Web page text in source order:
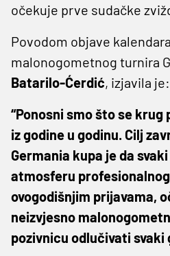
očekuje prve sudačke
Povodom objave
malonogometnog turnira
Batarilo-Ćerdić, izjavila je:
“Ponosni smo što se
iz godine u godinu. Cilj
Germania kupa je da
atmosferu
ovogodišnjim prijavama,
neizvjesno
pozivnicu odlučivati svaki